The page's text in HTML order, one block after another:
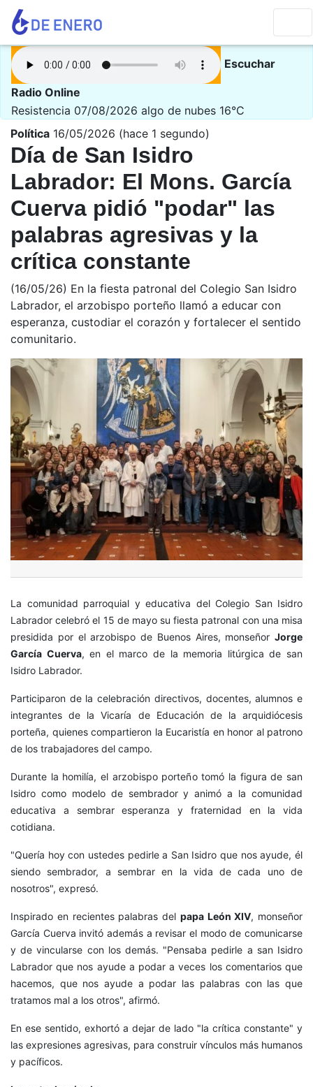
Escuchar
Radio Online
Resistencia 07/08/2026 algo de nubes 16°C
Política 16/05/2026 (hace 1 segundo)
Día de San Isidro
Labrador: El Mons. García
Cuerva pidió "podar" las
palabras agresivas y la
crítica constante
(16/05/26) En la fiesta patronal del Colegio San Isidro
Labrador, el arzobispo porteño llamó a educar con
esperanza, custodiar el corazón y fortalecer el sentido
comunitario.
La comunidad parroquial y educativa del Colegio San Isidro
Labrador celebró el 15 de mayo su fiesta patronal con una misa
presidida por el arzobispo de Buenos Aires, monseñor Jorge
García Cuerva, en el marco de la memoria litúrgica de san
Isidro Labrador.
Participaron de la celebración directivos, docentes, alumnos e
integrantes de la Vicaría de Educación de la arquidiócesis
porteña, quienes compartieron la Eucaristía en honor al patrono
de los trabajadores del campo.
Durante la homilía, el arzobispo porteño tomó la figura de san
Isidro como modelo de sembrador y animó a la comunidad
educativa a sembrar esperanza y fraternidad en la vida
cotidiana.
"Quería hoy con ustedes pedirle a San Isidro que nos ayude, él
siendo sembrador, a sembrar en la vida de cada uno de
nosotros", expresó.
Inspirado en recientes palabras del papa León XIV, monseñor
García Cuerva invitó además a revisar el modo de comunicarse
y de vincularse con los demás. "Pensaba pedirle a san Isidro
Labrador que nos ayude a podar a veces los comentarios que
hacemos, que nos ayude a podar las palabras con las que
tratamos mal a los otros", afirmó.
En ese sentido, exhortó a dejar de lado "la crítica constante" y
las expresiones agresivas, para construir vínculos más humanos
y pacíficos.